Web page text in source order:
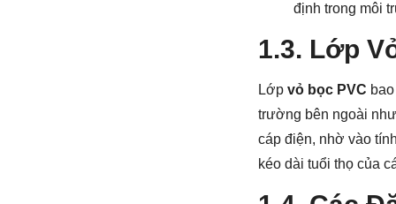
định trong môi
1.3. Lớp
Lớp vỏ bọc PVC
trường bên ngoài
cáp điện, nhờ vào
kéo dài tuổi thọ của